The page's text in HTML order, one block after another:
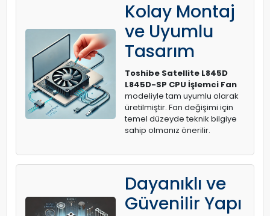
Kolay Montaj
ve Uyumlu
Tasarım
Toshibe Satellite L845D
L845D-SP CPU İşlemci Fan
modeliyle tam uyumlu olarak
üretilmiştir. Fan değişimi için
temel düzeyde teknik bilgiye
sahip olmanız önerilir.
Dayanıklı ve
Güvenilir Yapı